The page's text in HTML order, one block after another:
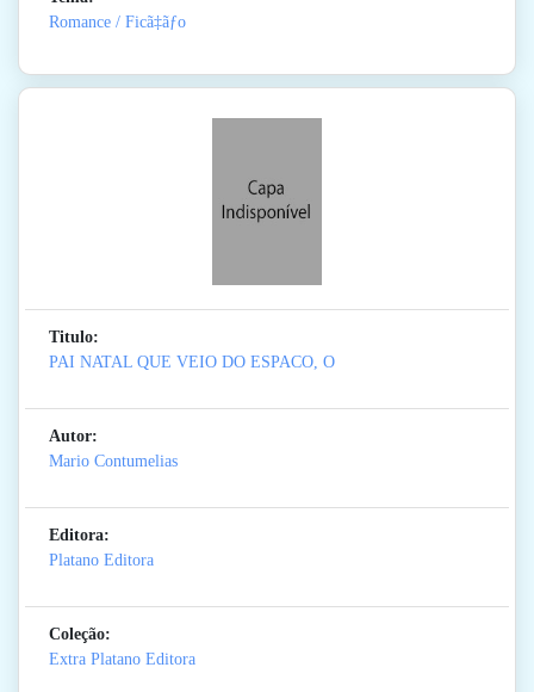
Romance / Ficã‡ãƒo
Titulo:
PAI NATAL QUE VEIO DO ESPACO, O
Autor:
Mario Contumelias
Editora:
Platano Editora
Coleção:
Extra Platano Editora